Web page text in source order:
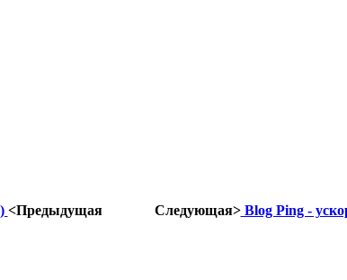
<Предыдущая Следующая>Blog Ping -